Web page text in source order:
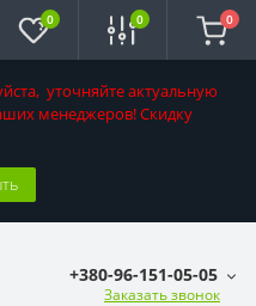
уточняйте актуальную
менеджеров! Скидку
0 0 0
+380-96-151-05-05
Заказать звонок